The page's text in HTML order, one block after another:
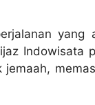
yang
Indowisata